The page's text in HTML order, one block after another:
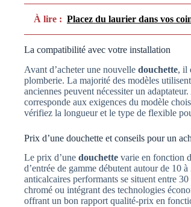
À lire : Placez du laurier dans vos
La compatibilité avec votre installation
Avant d’acheter une nouvelle douchette, il
plomberie. La majorité des modèles
anciennes peuvent nécessiter un
corresponde aux exigences du modèle
vérifiez la longueur et le type de flexible
Prix d’une douchette et conseils pour un
Le prix d’une douchette varie en fonction
d’entrée de gamme débutent autour de 10
anticalcaires performants se situent entre
chromé ou intégrant des technologies
offrant un bon rapport qualité‑prix en